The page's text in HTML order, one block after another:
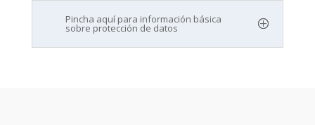
Pincha aquí para información básica
sobre protección de datos